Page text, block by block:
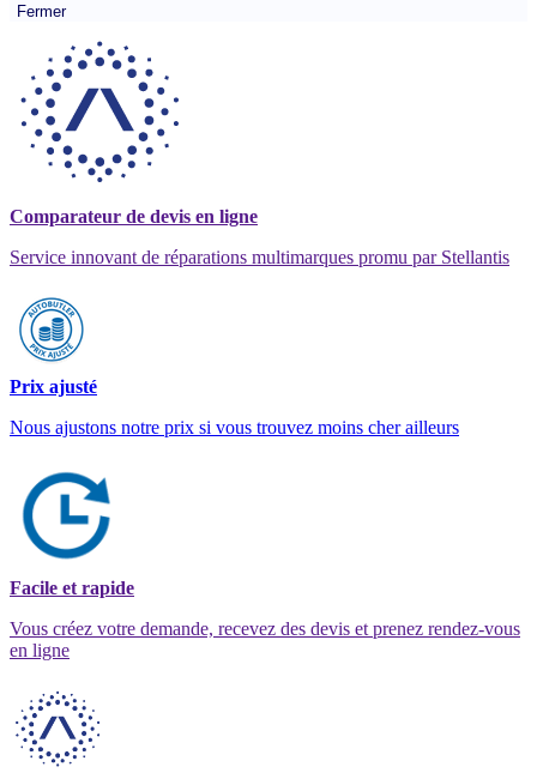
Fermer
Comparateur de devis en ligne
Service innovant de réparations multimarques promu par Stellantis
Prix ajusté
Nous ajustons notre prix si vous trouvez moins cher ailleurs
Facile et rapide
Vous créez votre demande, recevez des devis et prenez rendez-vous
en ligne